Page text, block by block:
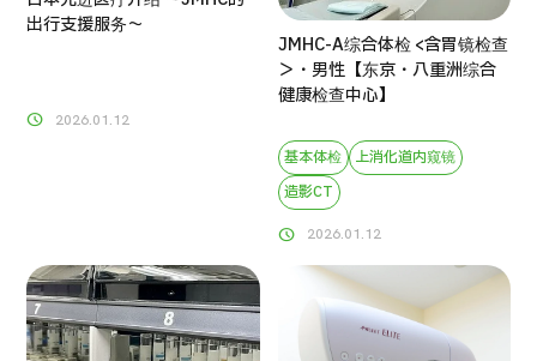
出行支援服务～
2026.01.12
JMHC-A综合体检 <含胃镜检查
＞・男性【东京・八重洲综合
健康检查中心】
基本体检
上消化道内窥镜
造影CT
2026.01.12